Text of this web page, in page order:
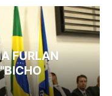
FURLAN